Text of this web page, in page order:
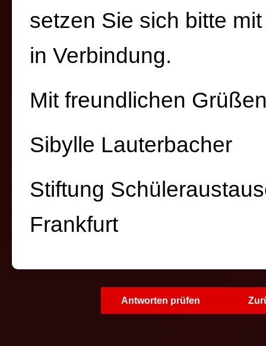
setzen Sie sich bitte
in Verbindung.
Mit freundlichen
Sibylle Lauterbacher
Stiftung
Frankfurt
Antworten prüfen